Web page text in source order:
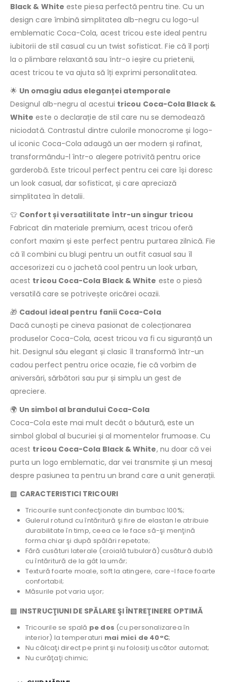
Black & White este piesa perfectă pentru tine. Cu un
design care îmbină simplitatea alb-negru cu logo-ul
emblematic Coca-Cola, acest tricou este ideal pentru
iubitorii de stil casual cu un twist sofisticat. Fie că îl porți
la o plimbare relaxantă sau într-o ieșire cu prietenii,
acest tricou te va ajuta să îți exprimi personalitatea.
🌟 Un omagiu adus eleganței atemporale
Designul alb-negru al acestui tricou Coca-Cola Black &
White este o declarație de stil care nu se demodează
niciodată. Contrastul dintre culorile monocrome și logo-
ul iconic Coca-Cola adaugă un aer modern și rafinat,
transformându-l într-o alegere potrivită pentru orice
garderobă. Este tricoul perfect pentru cei care își doresc
un look casual, dar sofisticat, și care apreciază
simplitatea în detalii.
👕 Confort și versatilitate într-un singur tricou
Fabricat din materiale premium, acest tricou oferă
confort maxim și este perfect pentru purtarea zilnică. Fie
că îl combini cu blugi pentru un outfit casual sau îl
accesorizezi cu o jachetă cool pentru un look urban,
acest tricou Coca-Cola Black & White este o piesă
versatilă care se potrivește oricărei ocazii.
🎁 Cadoul ideal pentru fanii Coca-Cola
Dacă cunoști pe cineva pasionat de colecționarea
produselor Coca-Cola, acest tricou va fi cu siguranță un
hit. Designul său elegant și clasic îl transformă într-un
cadou perfect pentru orice ocazie, fie că vorbim de
aniversări, sărbători sau pur și simplu un gest de
apreciere.
🌍 Un simbol al brandului Coca-Cola
Coca-Cola este mai mult decât o băutură, este un
simbol global al bucuriei și al momentelor frumoase. Cu
acest tricou Coca-Cola Black & White, nu doar că vei
purta un logo emblematic, dar vei transmite și un mesaj
despre pasiunea ta pentru un brand care a unit generații.
▧ CARACTERISTICI TRICOURI
Tricourile sunt confecţionate din bumbac 100%;
Gulerul rotund cu întăritură şi fire de elastan le atribuie
durabilitate în timp, ceea ce le face să-şi menţină
forma chiar şi după spălări repetate;
Fără cusături laterale (croială tubulară) cusătură dublă
cu întăritură de la gât la umăr;
Textură foarte moale, soft la atingere, care-l face foarte
confortabil;
Măsurile pot varia uşor;
▧ INSTRUCŢIUNI DE SPĂLARE ŞI ÎNTREŢINERE OPTIMĂ
Tricourile se spală pe dos (cu personalizarea în
interior) la temperaturi mai mici de 40°C;
Nu călcaţi direct pe print şi nu folosiţi uscător automat;
Nu curăţaţi chimic;